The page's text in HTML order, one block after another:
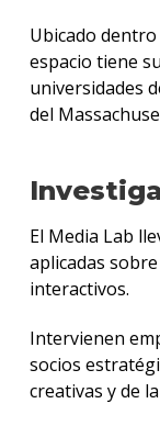
Ubicado dentro
espacio tiene
universidades
del
El Media Lab
aplicadas
interactivos.
Intervienen
socios
creativas y de